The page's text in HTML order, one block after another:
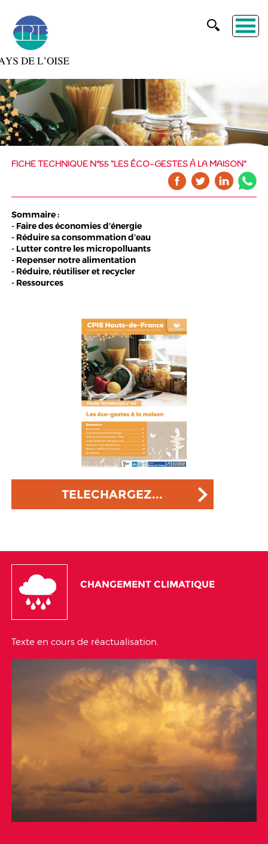
FICHE TECHNIQUE N°55 "LES ÉCO-GESTES À LA MAISON"
Sommaire :
- Faire des économies d’énergie
- Réduire sa consommation d’eau
- Lutter contre les micropolluants
- Repenser notre alimentation
- Réduire, réutiliser et recycler
- Ressources
TELECHARGEZ...
CHANGEMENT CLIMATIQUE
Texte en cours de réactualisation.